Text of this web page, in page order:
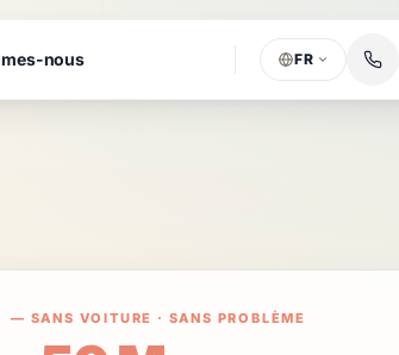
nous FR
— SANS VOITURE · SANS PROBLÈME